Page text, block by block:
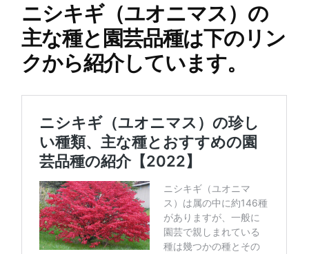
ニシキギ（ユオニマス）の
主な種と園芸品種は下のリン
クから紹介しています。